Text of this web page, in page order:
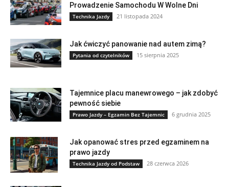
Prowadzenie Samochodu W Wolne Dni
Technika Jazdy 21 listopada 2024
Jak ćwiczyć panowanie nad autem zimą?
Pytania od czytelników 15 sierpnia 2025
Tajemnice placu manewrowego – jak zdobyć
pewność siebie
Prawo Jazdy – Egzamin Bez Tajemnic 6 grudnia 2025
Jak opanować stres przed egzaminem na
prawo jazdy
Technika Jazdy od Podstaw 28 czerwca 2026